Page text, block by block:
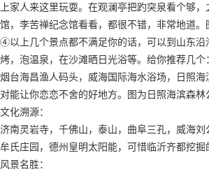
上家人来这里玩耍。在观澜亭把趵突泉看个够
馆，李苦禅纪念馆看看，都很不错，非常地道
④以上几个景点都不满足你的话，可以到山东沿
烤，泡温泉，在沙滩晒日光浴等。给你推荐几个
烟台海昌渔人码头，威海国际海水浴场，日照
对能让你恋恋不舍的好地方。图为日照海滨森林
文化溯源：
济南灵岩寺，千佛山，泰山，曲阜三孔，威海
牟氏庄园，德州皇明太阳能，可惜临沂齐都挖掘
风景名胜：